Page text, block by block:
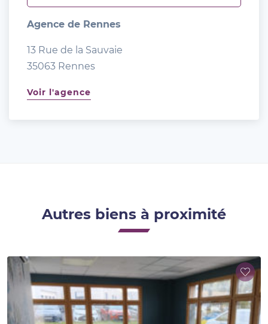
Agence de Rennes
13 Rue de la Sauvaie
35063 Rennes
Voir l'agence
Autres biens à proximité